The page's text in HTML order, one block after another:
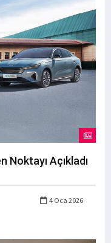
Noktayı Açıkladı
4 Oca 2026